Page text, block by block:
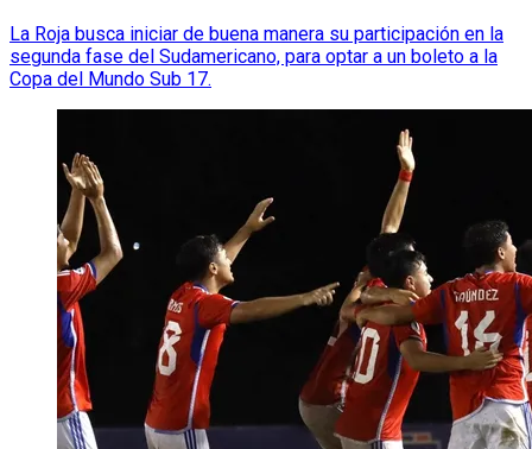
La Roja busca iniciar de buena manera su participación en la
segunda fase del Sudamericano, para optar a un boleto a la
Copa del Mundo Sub 17.